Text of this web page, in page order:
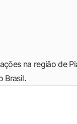
na região de
Brasil.